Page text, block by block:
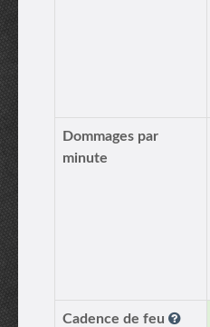
Dommages par
minute
Cadence de feu